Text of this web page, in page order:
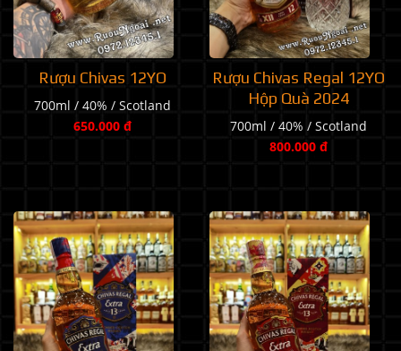
Rượu Chivas 12YO
700ml / 40% / Scotland
650.000 đ
Rượu Chivas Regal 12YO
Hộp Quà 2024
700ml / 40% / Scotland
800.000 đ